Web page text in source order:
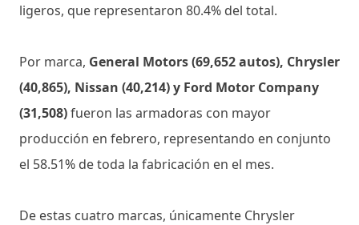
ligeros, que representaron 80.4% del total.
Por marca, General Motors (69,652 autos), Chrysler
(40,865), Nissan (40,214) y Ford Motor Company
(31,508)fueron las armadoras con mayor
producción en febrero, representando en conjunto
el 58.51% de toda la fabricación en el mes.
De estas cuatro marcas, únicamente Chrysler